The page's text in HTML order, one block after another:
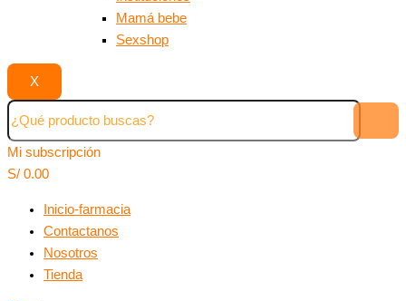
Mamá bebe
Sexshop
X
Mi subscripción
S/ 0.00
Inicio-farmacia
Contactanos
Nosotros
Tienda